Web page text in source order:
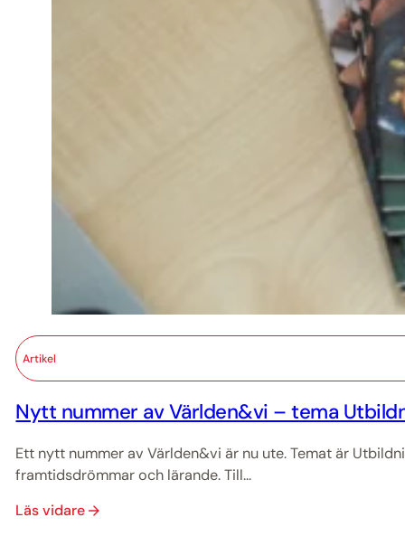
Artikel
Nytt nummer av Världen&vi – tema
Ett nytt nummer av Världen&vi är nu ute. Temat är
framtidsdrömmar och lärande. Till...
Läs vidare